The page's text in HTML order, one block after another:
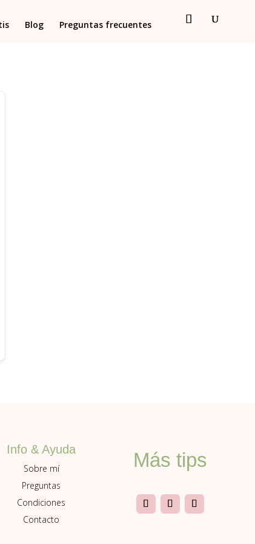
Blog Preguntas frecuentes
Info & Ayuda
Sobre mí
Preguntas
Condiciones
Contacto
Más tips